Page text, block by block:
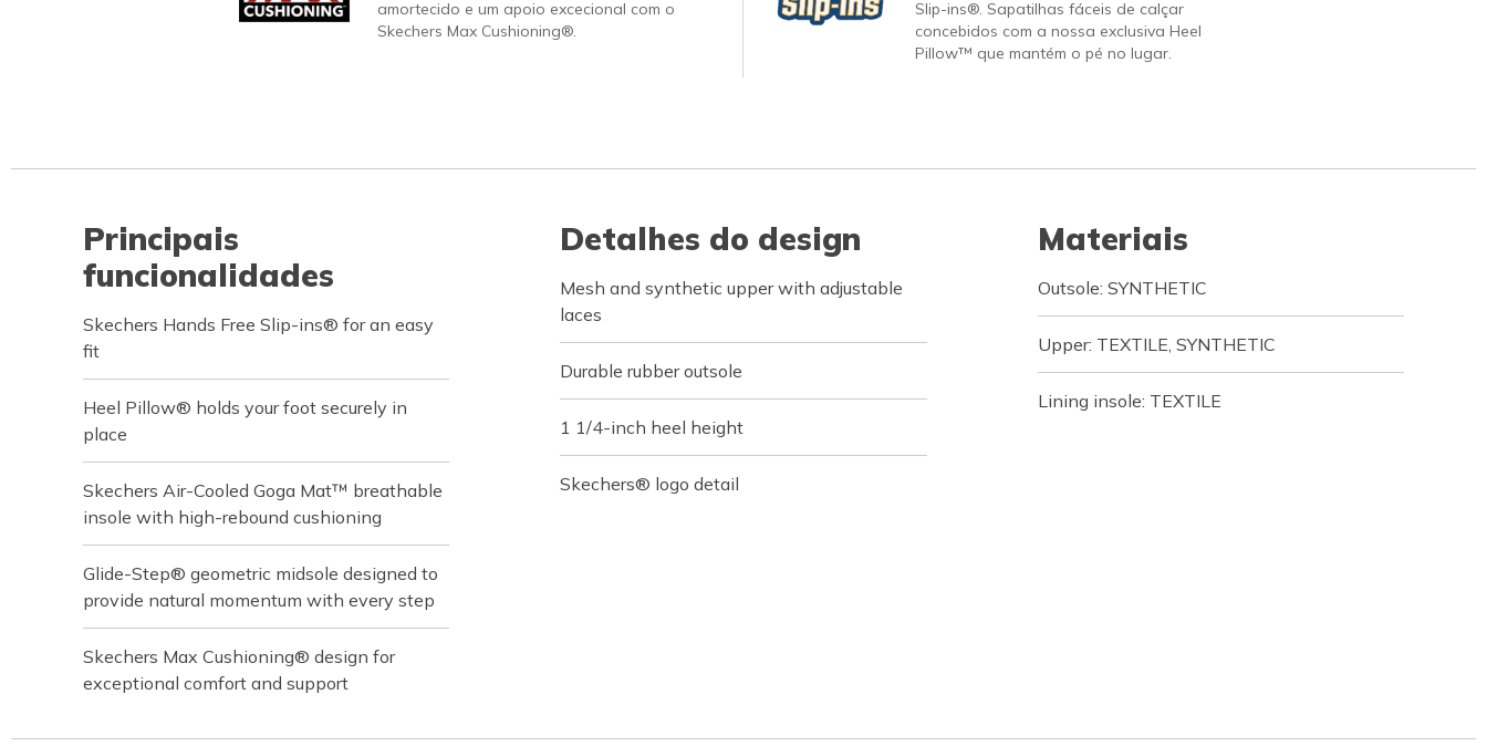
amortecido e um apoio excecional com o
Skechers Max Cushioning®.
Slip-ins®. Sapatilhas fáceis de calçar
concebidos com a nossa exclusiva Heel
Pillow™ que mantém o pé no lugar.
Principais
funcionalidades
Skechers Hands Free Slip-ins® for an easy
fit
Heel Pillow® holds your foot securely in
place
Skechers Air-Cooled Goga Mat™ breathable
insole with high-rebound cushioning
Glide-Step® geometric midsole designed to
provide natural momentum with every step
Skechers Max Cushioning® design for
exceptional comfort and support
Detalhes do design
Mesh and synthetic upper with adjustable
laces
Durable rubber outsole
1 1/4-inch heel height
Skechers® logo detail
Materiais
Outsole: SYNTHETIC
Upper: TEXTILE, SYNTHETIC
Lining insole: TEXTILE